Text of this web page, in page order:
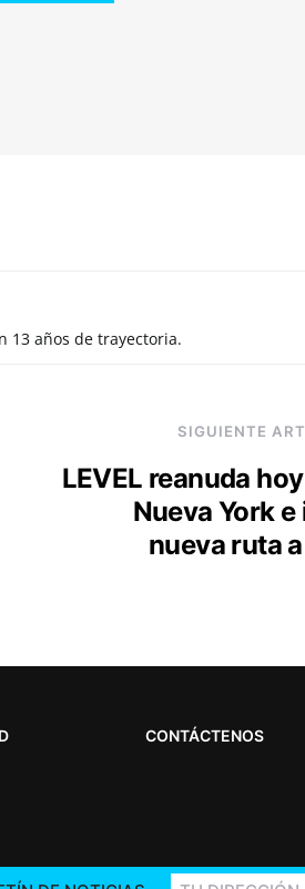
13 años de trayectoria.
SIGUIENTE
LEVEL reanuda
Nueva York
nueva ruta
CONTÁCTENOS